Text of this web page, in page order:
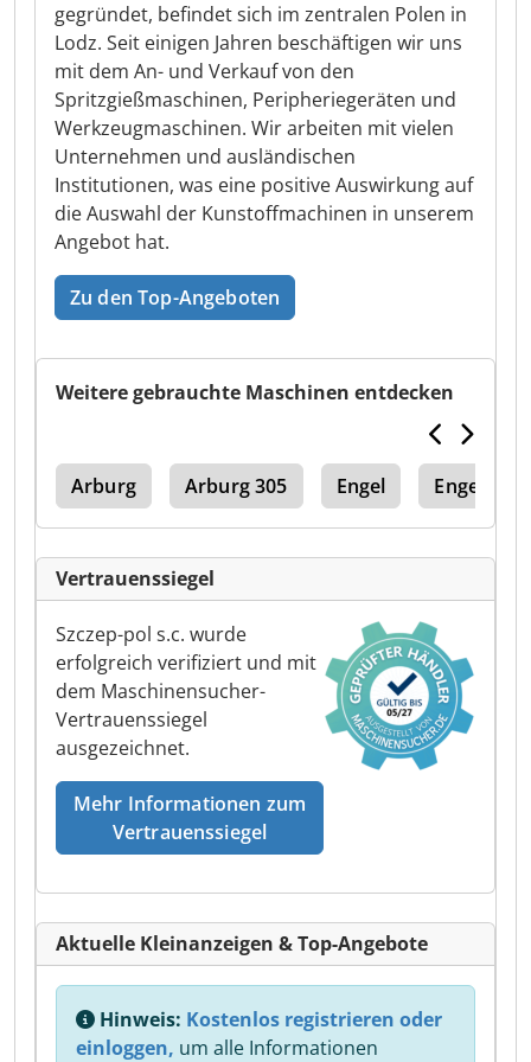
gegründet, befindet sich im zentralen Polen in
Lodz. Seit einigen Jahren beschäftigen wir uns
mit dem An- und Verkauf von den
Spritzgießmaschinen, Peripheriegeräten und
Werkzeugmaschinen. Wir arbeiten mit vielen
Unternehmen und ausländischen
Institutionen, was eine positive Auswirkung auf
die Auswahl der Kunstoffmachinen in unserem
Angebot hat.
Zu den Top-Angeboten
Weitere gebrauchte Maschinen entdecken
Arburg Arburg 305 Engel Engel
Vertrauenssiegel
Szczep-pol s.c. wurde
erfolgreich verifiziert und mit
dem Maschinensucher-
Vertrauenssiegel
ausgezeichnet.
Mehr Informationen zum
Vertrauenssiegel
Aktuelle Kleinanzeigen & Top-Angebote
Hinweis: Kostenlos registrieren oder
einloggen, um alle Informationen